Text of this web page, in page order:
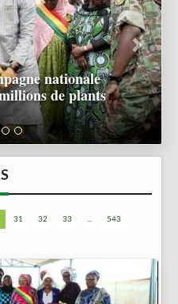
nationale
de plants
31 32 33 ... 543